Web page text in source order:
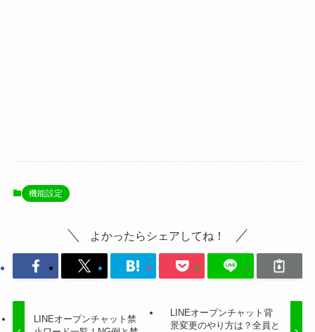
機能設定
よかったらシェアしてね！
LINEオープンチャット禁
LINEオープンチャット背
景変更のやり方は？全員と